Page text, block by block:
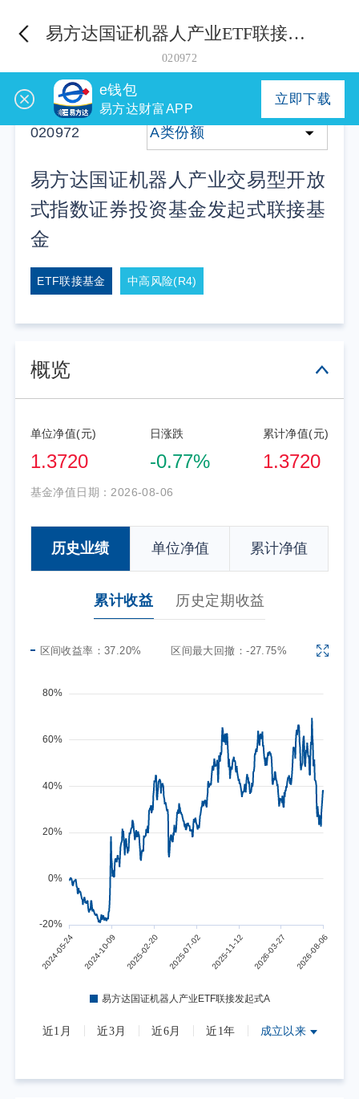
易方达国证机器人产业ETF联接发起式A
020972
020972 A类份额
易方达国证机器人产业交易型开放
式指数证券投资基金发起式联接基
金
ETF联接基金 中高风险(R4)
概览
单位净值(元)
1.3720
日涨跌
-0.77%
累计净值(元)
1.3720
基金净值日期： 2026-08-06
历史业绩 单位净值 累计净值
累计收益 历史定期收益
区间收益率： 37.20% 区间最大回撤：-27.75%
近1月 近3月 近6月 近1年 成立以来
e钱包
易方达财富APP
立即下载